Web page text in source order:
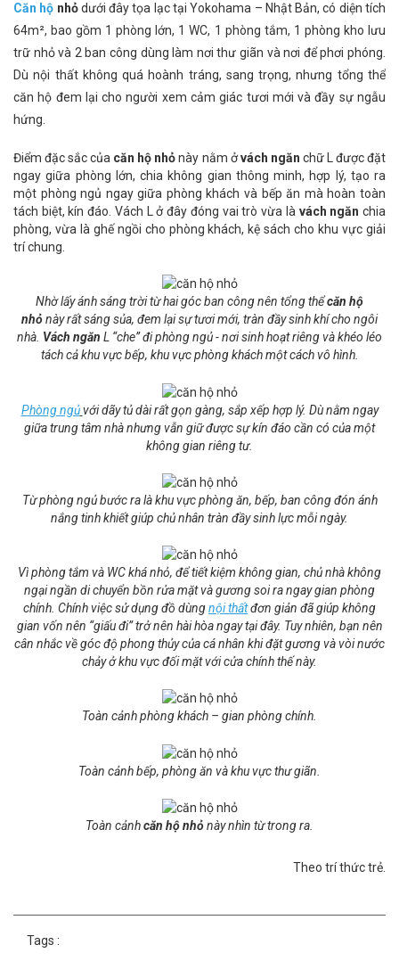
Căn hộ nhỏdưới đây tọa lạc tại Yokohama – Nhật Bản, có diện tích
64m², bao gồm 1 phòng lớn, 1 WC, 1 phòng tắm, 1 phòng kho lưu
trữ nhỏ và 2 ban công dùng làm nơi thư giãn và nơi để phơi phóng.
Dù nội thất không quá hoành tráng, sang trọng, nhưng tổng thể
căn hộ đem lại cho người xem cảm giác tươi mới và đầy sự ngẫu
hứng.
Điểm đặc sắc của căn hộ nhỏnày nằm ởvách ngăn chữ L được đặt
ngay giữa phòng lớn, chia không gian thông minh, hợp lý, tạo ra
một phòng ngủ ngay giữa phòng khách và bếp ăn mà hoàn toàn
tách biệt, kín đáo. Vách L ở đây đóng vai trò vừa là vách ngăn chia
phòng, vừa là ghế ngồi cho phòng khách, kệ sách cho khu vực giải
trí chung.
Nhờ lấy ánh sáng trời từ hai góc ban công nên tổng thểcăn hộ
nhỏnày rất sáng sủa, đem lại sự tươi mới, tràn đầy sinh khí cho ngôi
nhà. Vách ngăn L “che” đi phòng ngủ - nơi sinh hoạt riêng và khéo léo
tách cả khu vực bếp, khu vực phòng khách một cách vô hình.
Phòng ngủ với dãy tủ dài rất gọn gàng, sắp xếp hợp lý. Dù nằm ngay
giữa trung tâm nhà nhưng vẫn giữ được sự kín đáo cần có của một
không gian riêng tư.
Từ phòng ngủ bước ra là khu vực phòng ăn, bếp, ban công đón ánh
nắng tinh khiết giúp chủ nhân tràn đầy sinh lực mỗi ngày.
Vì phòng tắm và WC khá nhỏ, để tiết kiệm không gian, chủ nhà không
ngại ngần di chuyển bồn rửa mặt và gương soi ra ngay gian phòng
chính. Chính việc sử dụng đồ dùngnội thấtđơn giản đã giúp không
gian vốn nên “giấu đi” trở nên hài hòa ngay tại đây. Tuy nhiên, bạn nên
cân nhắc về góc độ phong thủy của cá nhân khi đặt gương và vòi nước
chảy ở khu vực đối mặt với cửa chính thế này.
Toàn cảnh phòng khách – gian phòng chính.
Toàn cảnh bếp, phòng ăn và khu vực thư giãn.
Toàn cảnhcăn hộ nhỏnày nhìn từ trong ra.
Theo trí thức trẻ.
Tags :